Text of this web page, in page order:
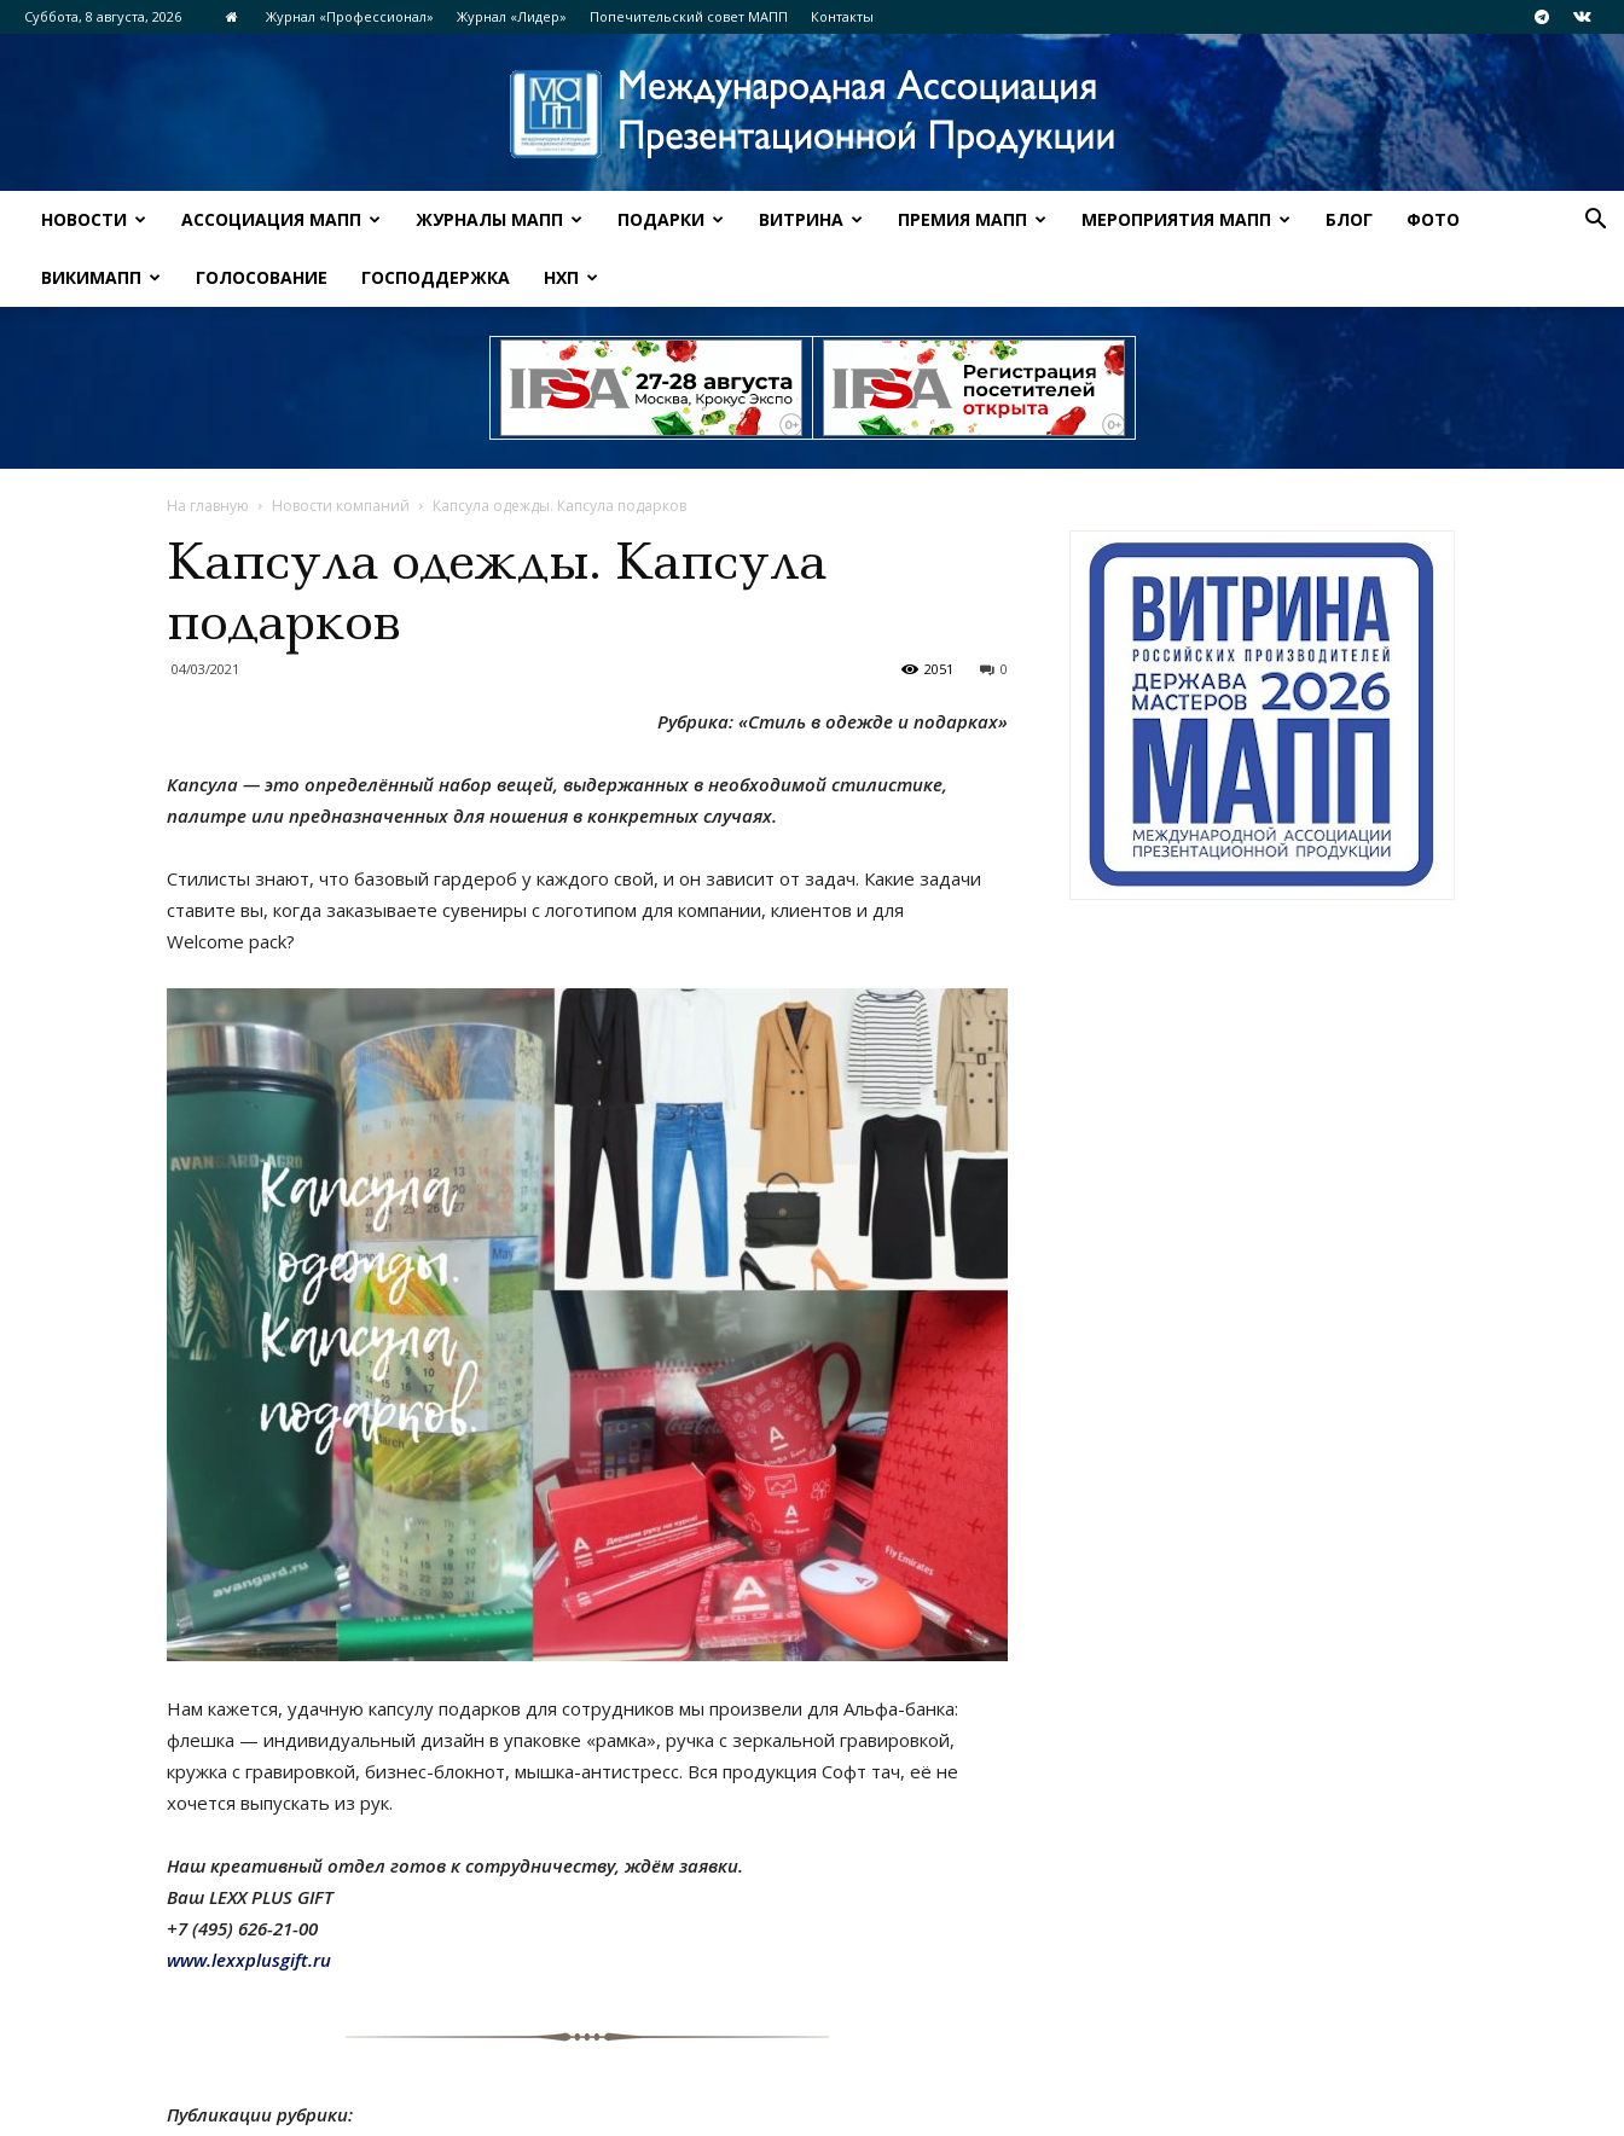
Суббота, 8 августа, 2026 Журнал «Профессионал» Журнал «Лидер» Попечительский совет МАПП Контакты
НОВОСТИ АССОЦИАЦИЯ МАПП ЖУРНАЛЫ МАПП ПОДАРКИ ВИТРИНА ПРЕМИЯ МАПП МЕРОПРИЯТИЯ МАПП БЛОГ ФОТО
ВИКИМАПП ГОЛОСОВАНИЕ ГОСПОДДЕРЖКА НХП
На главную Новости компаний Капсула одежды. Капсула подарков
Капсула одежды. Капсула
подарков
04/03/2021 0
2051
Рубрика: «Стиль в одежде и подарках»
Капсула — это определённый набор вещей, выдержанных в необходимой стилистике,
палитре или предназначенных для ношения в конкретных случаях.
Стилисты знают, что базовый гардероб у каждого свой, и он зависит от задач. Какие задачи
ставите вы, когда заказываете сувениры с логотипом для компании, клиентов и для
Welcome pack?
Нам кажется, удачную капсулу подарков для сотрудников мы произвели для Альфа-банка:
флешка — индивидуальный дизайн в упаковке «рамка», ручка с зеркальной гравировкой,
кружка с гравировкой, бизнес-блокнот, мышка-антистресс. Вся продукция Софт тач, её не
хочется выпускать из рук.
Наш креативный отдел готов к сотрудничеству, ждём заявки.
Ваш LEXX PLUS GIFT
+7 (495) 626-21-00
www.lexxplusgift.ru
Публикации рубрики: